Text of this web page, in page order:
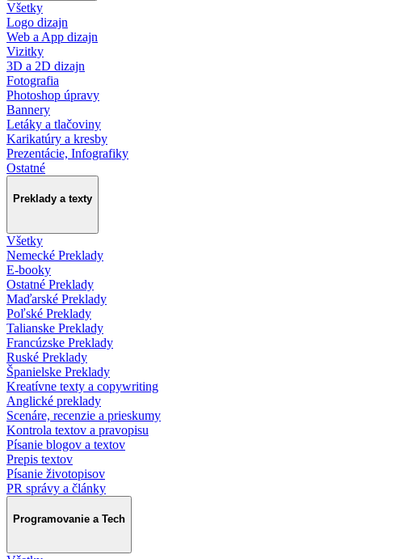
Všetky
Logo dizajn
Web a App dizajn
Vizitky
3D a 2D dizajn
Fotografia
Photoshop úpravy
Bannery
Letáky a tlačoviny
Karikatúry a kresby
Prezentácie, Infografiky
Ostatné
Preklady a texty
Všetky
Nemecké Preklady
E-booky
Ostatné Preklady
Maďarské Preklady
Poľské Preklady
Talianske Preklady
Francúzske Preklady
Ruské Preklady
Španielske Preklady
Kreatívne texty a copywriting
Anglické preklady
Scenáre, recenzie a prieskumy
Kontrola textov a pravopisu
Písanie blogov a textov
Prepis textov
Písanie životopisov
PR správy a články
Programovanie a Tech